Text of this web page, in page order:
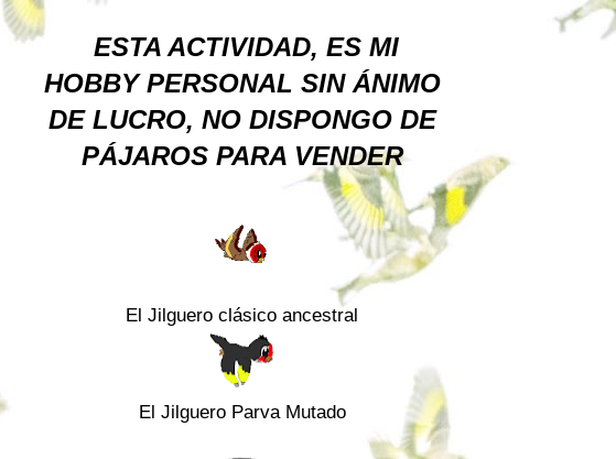
ESTA ACTIVIDAD, ES MI
HOBBY PERSONAL SIN ÁNIMO
DE LUCRO, NO DISPONGO DE
PÁJAROS PARA VENDER
El Jilguero clásico ancestral
El Jilguero Parva Mutado